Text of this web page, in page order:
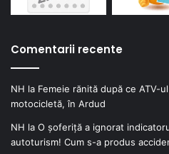
Comentarii recente
NH la Femeie rănită după ce ATV-
motocicletă, în Ardud
NH la O șoferiță a ignorat
autoturism! Cum s-a produs